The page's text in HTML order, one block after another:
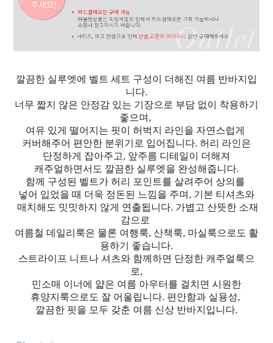
깔끔한 실루엣에 벨트 세트 구성이 더해진 여름 반바지입
니다.
너무 짧지 않은 안정감 있는 기장으로 부담 없이 착용하기
좋으며,
여유 있게 떨어지는 핏이 허벅지 라인을 자연스럽게
커버해주어 편안한 분위기로 입어집니다. 허리 라인은
단정하게 잡아주고, 앞주름 디테일이 더해져
캐주얼하면서도 깔끔한 실루엣을 완성해줍니다.
함께 구성된 벨트가 허리 포인트를 살려주어 상의를
넣어 입었을 때 더욱 정돈된 느낌을 주며, 기본 티셔츠와
매치해도 밋밋하지 않게 연출됩니다. 가볍고 산뜻한 소재
감으로
여름철 데일리룩은 물론 여행룩, 산책룩, 마실룩으로도 활
용하기 좋습니다.
스트라이프 니트나 셔츠와 함께하면 단정한 캐주얼룩으
로,
민소매 이너에 얇은 여름 아우터를 걸치면 시원한
휴양지룩으로도 잘 어울립니다. 편안함과 실용성,
깔끔한 핏을 모두 갖춘 여름 신상 반바지입니다.